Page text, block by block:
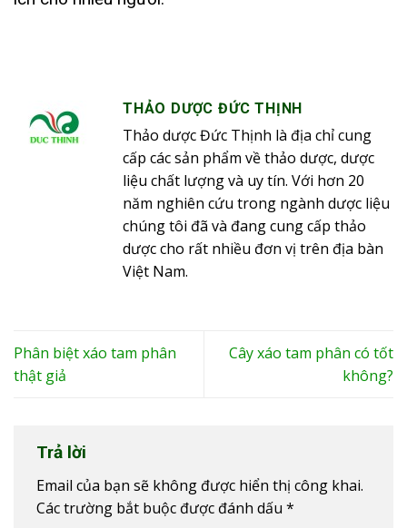
THẢO DƯỢC ĐỨC THỊNH
Thảo dược Đức Thịnh là địa chỉ cung
cấp các sản phẩm về thảo dược, dược
liệu chất lượng và uy tín. Với hơn 20
năm nghiên cứu trong ngành dược liệu
chúng tôi đã và đang cung cấp thảo
dược cho rất nhiều đơn vị trên địa bàn
Việt Nam.
Phân biệt xáo tam phân
thật giả
Cây xáo tam phân có tốt
không?
Trả lời
Email của bạn sẽ không được hiển thị công khai.
Các trường bắt buộc được đánh dấu *